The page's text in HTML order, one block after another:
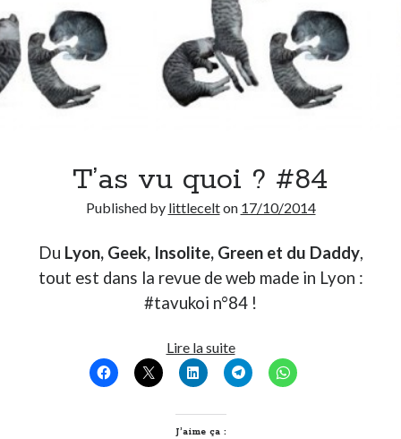
T’as vu quoi ? #84
Published by littlecelton 17/10/2014
Du Lyon, Geek, Insolite, Green et du Daddy,
tout est dans la revue de web made in Lyon :
#tavukoi n°84 !
Lire la suiteT’as
vu
quoi
J’aime ça :